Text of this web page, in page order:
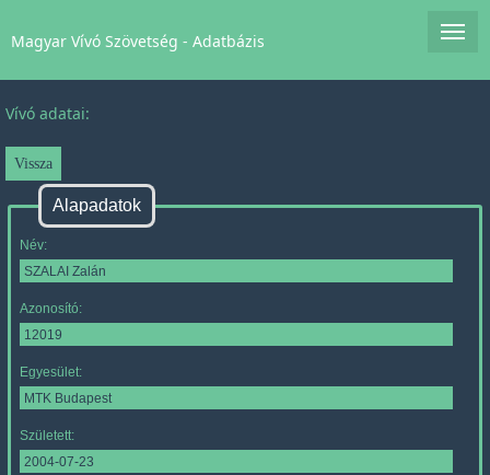
Magyar Vívó Szövetség - Adatbázis
Vívó adatai:
Alapadatok
Név:
Azonosító:
Egyesület:
Született: